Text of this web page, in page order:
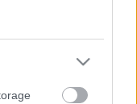
12 v, mentre a 220 il